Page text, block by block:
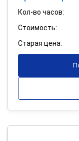
Кол-во часов:
Стоимость:
Старая цена: